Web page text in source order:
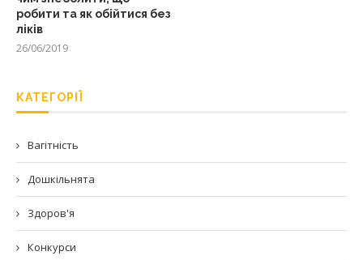
робити та як обійтися без
ліків
26/06/2019
КАТЕГОРІЇ
Вагітність
Дошкільнята
Здоров'я
Конкурси